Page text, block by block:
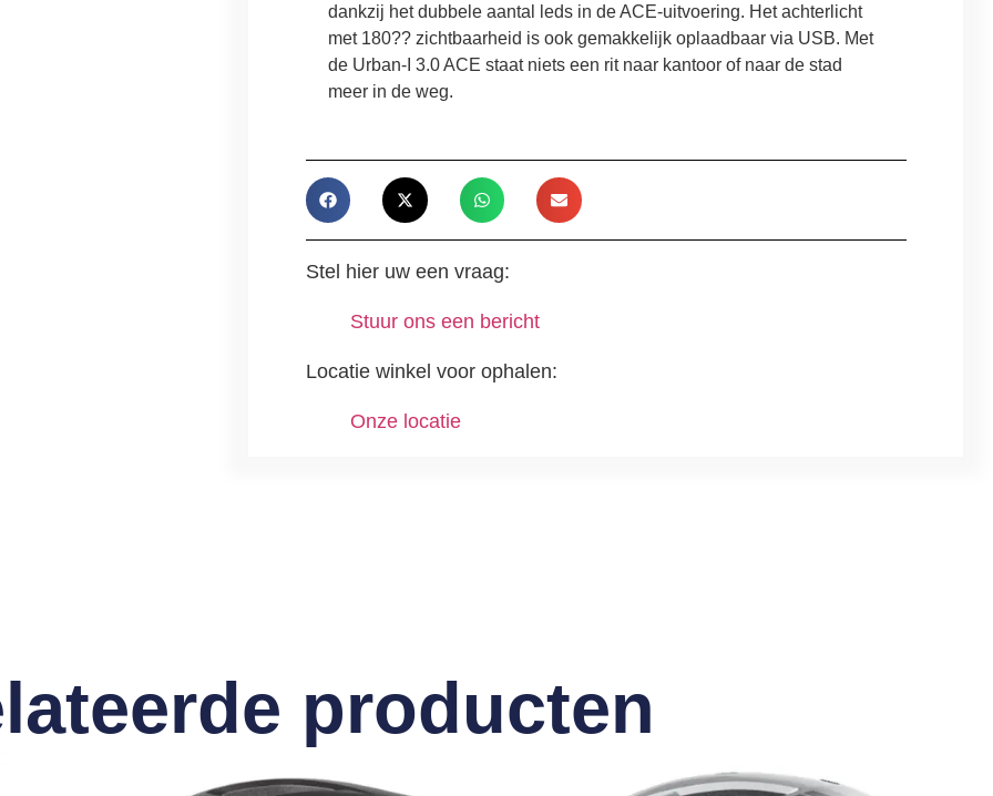
dankzij het dubbele aantal leds in de ACE-uitvoering. Het achterlicht
met 180?? zichtbaarheid is ook gemakkelijk oplaadbaar via USB. Met
de Urban-I 3.0 ACE staat niets een rit naar kantoor of naar de stad
meer in de weg.
Stel hier uw een vraag:
Stuur ons een bericht
Locatie winkel voor ophalen:
Onze locatie
producten